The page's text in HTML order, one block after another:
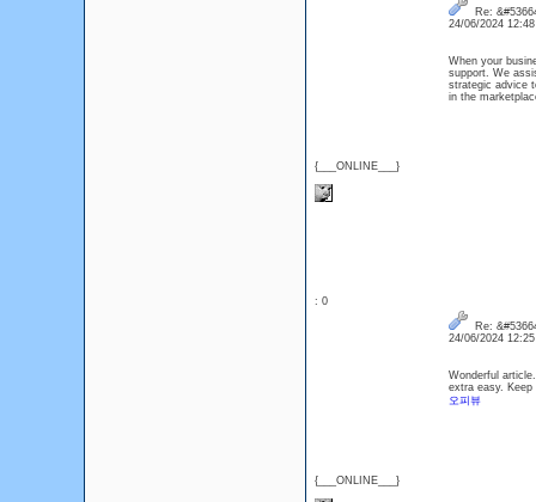
{___ONLINE___}
Re:
24/06/2024
When your
support. We
strategic advice
in the
: 0
{___ONLINE___}
Re:
24/06/2024
Wonderful
extra easy. Keep
오피뷰